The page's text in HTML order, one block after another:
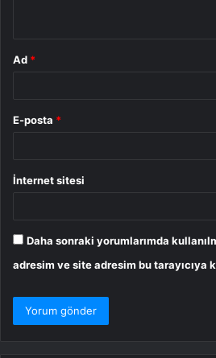
Ad *
E-posta *
İnternet sitesi
Daha sonraki yorumlarımda
adresim ve site adresim bu tarayıcıya